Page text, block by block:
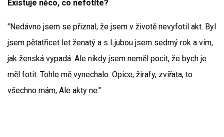
Existuje něco, co nefotíte?
"Nedávno jsem se přiznal, že jsem v životě nevyfotil akt. Byl
jsem pětatřicet let ženatý a s Ljubou jsem sedmý rok a vím,
jak ženská vypadá. Ale nikdy jsem neměl pocit, že bych je
měl fotit. Tohle mě vynechalo. Opice, žirafy, zvířata, to
všechno mám, Ale akty ne."